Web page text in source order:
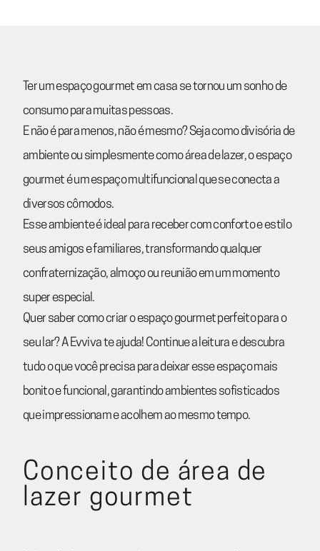
Ter um espaço gourmet em casa se tornou um sonho de
consumo para muitas pessoas.
E não é para menos, não é mesmo? Seja como divisória de
ambiente ou simplesmente como área de lazer, o espaço
gourmet é um espaço multifuncional que se conecta a
diversos cômodos.
Esse ambiente é ideal para receber com conforto e estilo
seus amigos e familiares, transformando qualquer
confraternização, almoço ou reunião em um momento
super especial.
Quer saber como criar o espaço gourmet perfeito para o
seu lar? A Evviva te ajuda! Continue a leitura e descubra
tudo o que você precisa para deixar esse espaço mais
bonito e funcional, garantindo ambientes sofisticados
que impressionam e acolhem ao mesmo tempo.
Conceito de área de
lazer gourmet